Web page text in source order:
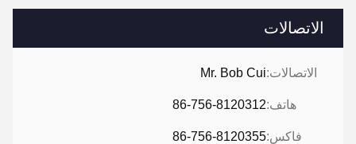
الاتصالات
الاتصالات:Mr. Bob Cui
هاتف:86-756-8120312
فاكس:86-756-8120355